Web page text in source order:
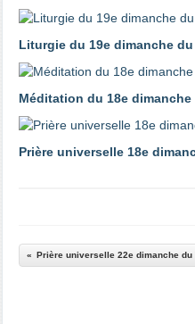
Liturgie du 19e dimanche
Méditation du 18e
Prière universelle 18e